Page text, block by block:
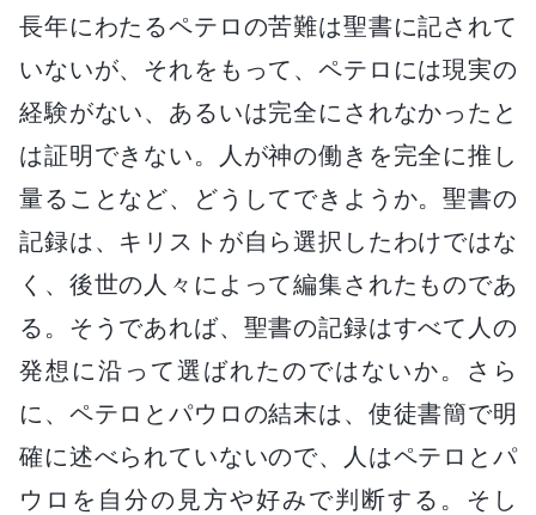
長年にわたるペテロの苦難は聖書に記されて
いないが、それをもって、ペテロには現実の
経験がない、あるいは完全にされなかったと
は証明できない。人が神の働きを完全に推し
量ることなど、どうしてできようか。聖書の
記録は、キリストが自ら選択したわけではな
く、後世の人々によって編集されたものであ
る。そうであれば、聖書の記録はすべて人の
発想に沿って選ばれたのではないか。さら
に、ペテロとパウロの結末は、使徒書簡で明
確に述べられていないので、人はペテロとパ
ウロを自分の見方や好みで判断する。そし